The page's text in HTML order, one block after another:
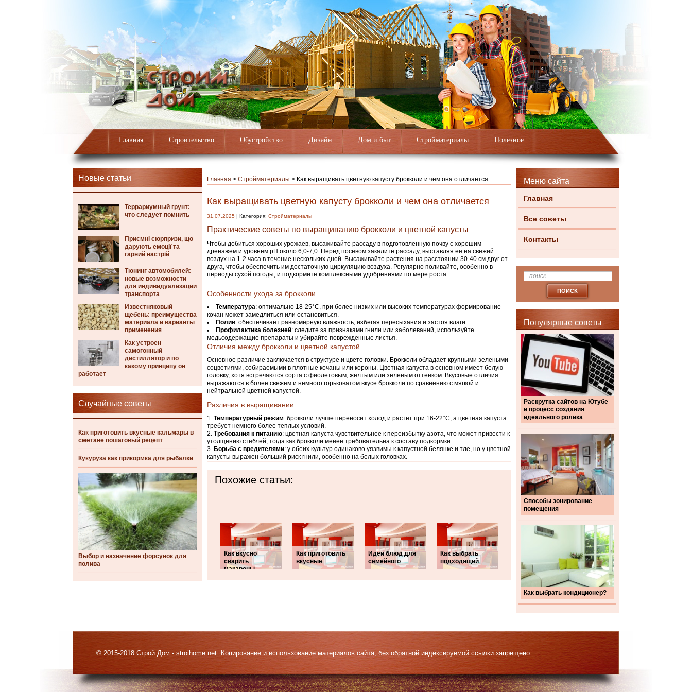
Главная Строительство Обустройство Дизайн Дом и быт Стройматериалы Полезное
Новые статьи
Террариумный грунт:
что следует помнить
Приємні сюрпризи, що
дарують емоції та
гарний настрій
Тюнинг автомобилей:
новые возможности
для индивидуализации
транспорта
Известняковый
щебень: преимущества
материала и варианты
применения
Как устроен
самогонный
дистиллятор и по
какому принципу он
работает
Случайные советы
Как приготовить вкусные кальмары в
сметане пошаговый рецепт
Кукуруза как прикормка для рыбалки
Выбор и назначение форсунок для
полива
Меню сайта
Главная
Все советы
Контакты
Популярные советы
Раскрутка сайтов на Ютубе
и процесс создания
идеального ролика
Способы зонирование
помещения
Как выбрать кондиционер?
Главная > Стройматериалы > Как выращивать цветную капусту брокколи и чем она отличается
Как выращивать цветную капусту брокколи и чем она отличается
31.07.2025 | Категория: Стройматериалы
Практические советы по выращиванию брокколи и цветной капусты
Чтобы добиться хороших урожаев, высаживайте рассаду в подготовленную почву с хорошим
дренажем и уровнем pH около 6,0-7,0. Перед посевом закалите рассаду, выставляя ее на свежий
воздух на 1-2 часа в течение нескольких дней. Высаживайте растения на расстоянии 30-40 см друг от
друга, чтобы обеспечить им достаточную циркуляцию воздуха. Регулярно поливайте, особенно в
периоды сухой погоды, и подкормите комплексными удобрениями по мере роста.
Особенности ухода за брокколи
Температура: оптимально 18-25°C, при более низких или высоких температурах формирование
кочан может замедлиться или остановиться.
Полив: обеспечивает равномерную влажность, избегая пересыхания и застоя влаги.
Профилактика болезней: следите за признаками гнили или заболеваний, используйте
медьсодержащие препараты и убирайте поврежденные листья.
Отличия между брокколи и цветной капустой
Основное различие заключается в структуре и цвете головки. Брокколи обладает крупными зелеными
соцветиями, собираемыми в плотные кочаны или короны. Цветная капуста в основном имеет белую
головку, хотя встречаются сорта с фиолетовым, желтым или зеленым оттенком. Вкусовые отличия
выражаются в более свежем и немного горьковатом вкусе брокколи по сравнению с мягкой и
нейтральной цветной капустой.
Различия в выращивании
Температурный режим: брокколи лучше переносит холод и растет при 16-22°C, а цветная капуста
требует немного более теплых условий.
Требования к питанию: цветная капуста чувствительнее к переизбытку азота, что может привести к
утолщению стеблей, тогда как брокколи менее требовательна к составу подкормки.
Борьба с вредителями: у обеих культур одинаково уязвимы к капустной белянке и тле, но у цветной
капусты выражен больший риск гнили, особенно на белых головках.
Похожие статьи:
Как вкусно
сварить
макароны
Как приготовить
вкусные
Идеи блюд для
семейного
Как выбрать
подходящий
© 2015-2018 Строй Дом - stroihome.net. Копирование и использование материалов сайта, без обратной индексируемой ссылки запрещено.